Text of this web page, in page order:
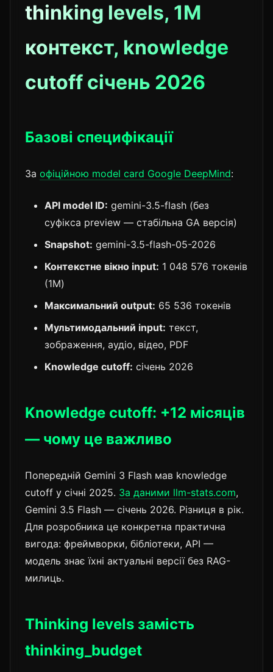
thinking levels, 1M
контекст, knowledge
cutoff січень 2026
Базові специфікації
За офіційною model card Google DeepMind:
API model ID: gemini-3.5-flash (без
суфікса preview — стабільна GA версія)
Snapshot: gemini-3.5-flash-05-2026
Контекстне вікно input: 1 048 576 токенів
(1M)
Максимальний output: 65 536 токенів
Мультимодальний input: текст,
зображення, аудіо, відео, PDF
Knowledge cutoff: січень 2026
Knowledge cutoff: +12 місяців
— чому це важливо
Попередній Gemini 3 Flash мав knowledge
cutoff у січні 2025. За даними llm-stats.com,
Gemini 3.5 Flash — січень 2026. Різниця в рік.
Для розробника це конкретна практична
вигода: фреймворки, бібліотеки, API —
модель знає їхні актуальні версії без RAG-
милиць.
Thinking levels замість
thinking_budget